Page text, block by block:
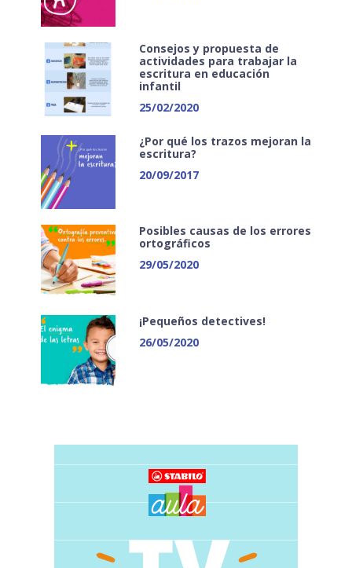
Consejos y propuesta de
actividades para trabajar la
escritura en educación
infantil
25/02/2020
¿Por qué los trazos mejoran la
escritura?
20/09/2017
Posibles causas de los errores
ortográficos
29/05/2020
¡Pequeños detectives!
26/05/2020